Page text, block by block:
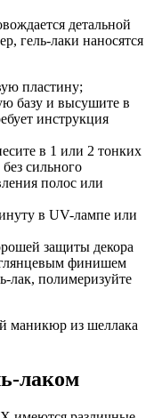
детальной
гель-лаки наносятся
пластину;
базу и высушите в
инструкция
в 1 или 2 тонких
сильного
полос или
в UV-лампе или
защиты декора
финишем
лак, полимеризуйте
маникюр из шеллака
лаком